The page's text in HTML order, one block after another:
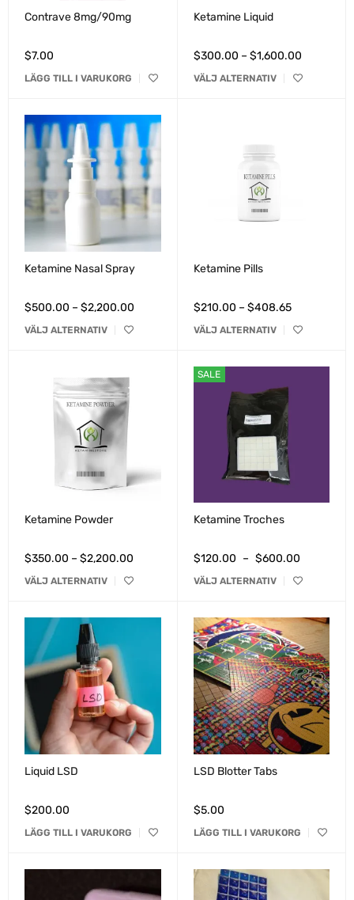
Contrave 8mg/90mg
$7.00
LÄGG TILL I VARUKORG
Ketamine Liquid
$300.00 – $1,600.00
VÄLJ ALTERNATIV
Ketamine Nasal Spray
$500.00 – $2,200.00
VÄLJ ALTERNATIV
Ketamine Pills
$210.00 – $408.65
VÄLJ ALTERNATIV
Ketamine Powder
$350.00 – $2,200.00
VÄLJ ALTERNATIV
SALE
Ketamine Troches
$120.00 – $600.00
VÄLJ ALTERNATIV
Liquid LSD
$200.00
LÄGG TILL I VARUKORG
LSD Blotter Tabs
$5.00
LÄGG TILL I VARUKORG